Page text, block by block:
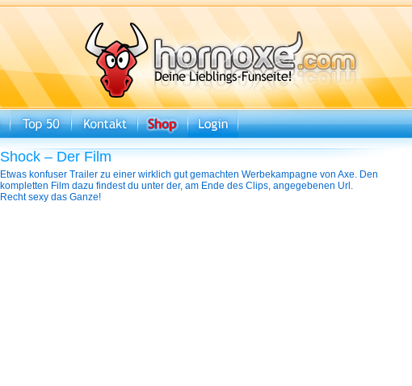
Shock – Der Film
Etwas konfuser Trailer zu einer wirklich gut gemachten Werbekampagne von Axe. Den
kompletten Film dazu findest du unter der, am Ende des Clips, angegebenen Url.
Recht sexy das Ganze!